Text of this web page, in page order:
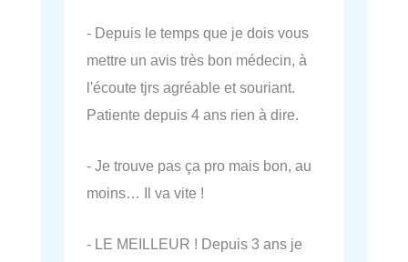
- Depuis le temps que je dois vous
mettre un avis très bon médecin, à
l'écoute tjrs agréable et souriant.
Patiente depuis 4 ans rien à dire.
- Je trouve pas ça pro mais bon, au
moins… Il va vite !
- LE MEILLEUR ! Depuis 3 ans je